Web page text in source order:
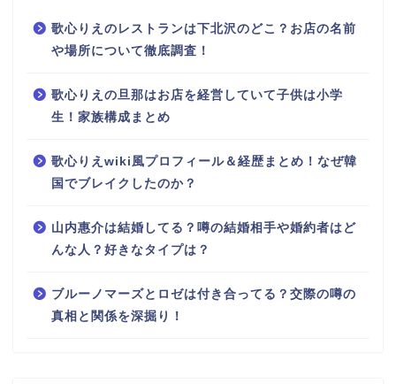
歌心りえのレストランは下北沢のどこ？お店の名前
や場所について徹底調査！
歌心りえの旦那はお店を経営していて子供は小学
生！家族構成まとめ
歌心りえwiki風プロフィール＆経歴まとめ！なぜ韓
国でブレイクしたのか？
山内惠介は結婚してる？噂の結婚相手や婚約者はど
んな人？好きなタイプは？
ブルーノマーズとロゼは付き合ってる？交際の噂の
真相と関係を深掘り！